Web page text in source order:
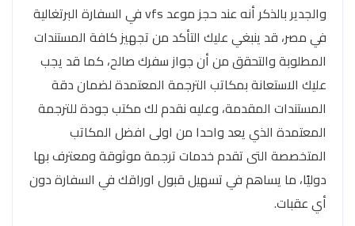
والجدير بالذكر أنه عند حجز موعد vfs في السفارة البرتغالية
في مصر، قد ينبغي عليك التأكد من تجهيز كافة المستندات
المطلوبة والتحقق من أن جواز سفرك صالح، كما قد يجب
عليك الاستعانة بمكاتب الترجمة المعتمدة لضمان دقة
المستندات المقدمة، وعليه نقدم لك مكتب جودة للترجمة
المعتمدة الذي يعد واحدا من اولى افضل المكاتب
المتخصصة التى تقدم خدمات ترجمة موثوقة ومعترف بها
دوليًا، ما يساهم في تسهيل قبول اوراقك في السفارة دون
أي عقبات.